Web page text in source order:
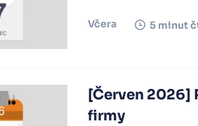
Včera 5 minut
[Červen 2026]
firmy